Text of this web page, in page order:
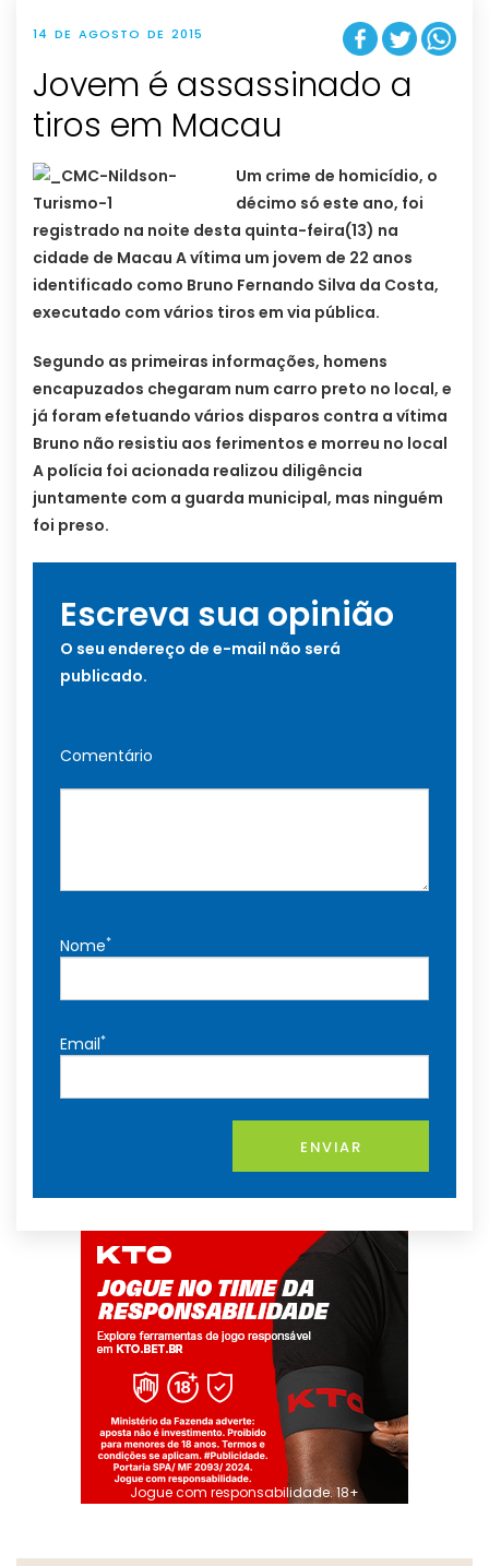
14 DE AGOSTO DE 2015
Jovem é assassinado a
tiros em Macau
Um crime de homicídio, o
décimo só este ano, foi
registrado na noite desta quinta-feira(13) na
cidade de Macau A vítima um jovem de 22 anos
identificado como Bruno Fernando Silva da Costa,
executado com vários tiros em via pública.
Segundo as primeiras informações, homens
encapuzados chegaram num carro preto no local, e
já foram efetuando vários disparos contra a vítima
Bruno não resistiu aos ferimentos e morreu no local
A polícia foi acionada realizou diligência
juntamente com a guarda municipal, mas ninguém
foi preso.
Escreva sua opinião
O seu endereço de e-mail não será
publicado.
Comentário
Nome*
Email*
ENVIAR
Jogue com responsabilidade. 18+